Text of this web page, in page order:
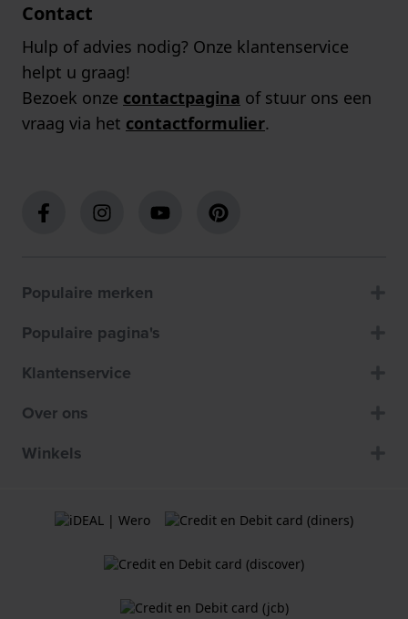
Contact
Hulp of advies nodig? Onze klantenservice
helpt u graag!
Bezoek onze contactpagina of stuur ons een
vraag via het contactformulier.
Populaire merken
Populaire pagina's
Klantenservice
Over ons
Winkels